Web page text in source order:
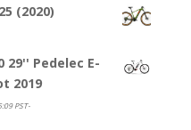
(2020)
29'' Pedelec E-
2019
PST-